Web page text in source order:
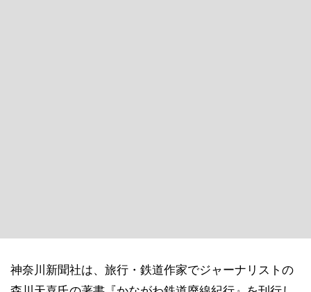
神奈川新聞社は、旅行・鉄道作家でジャーナリストの